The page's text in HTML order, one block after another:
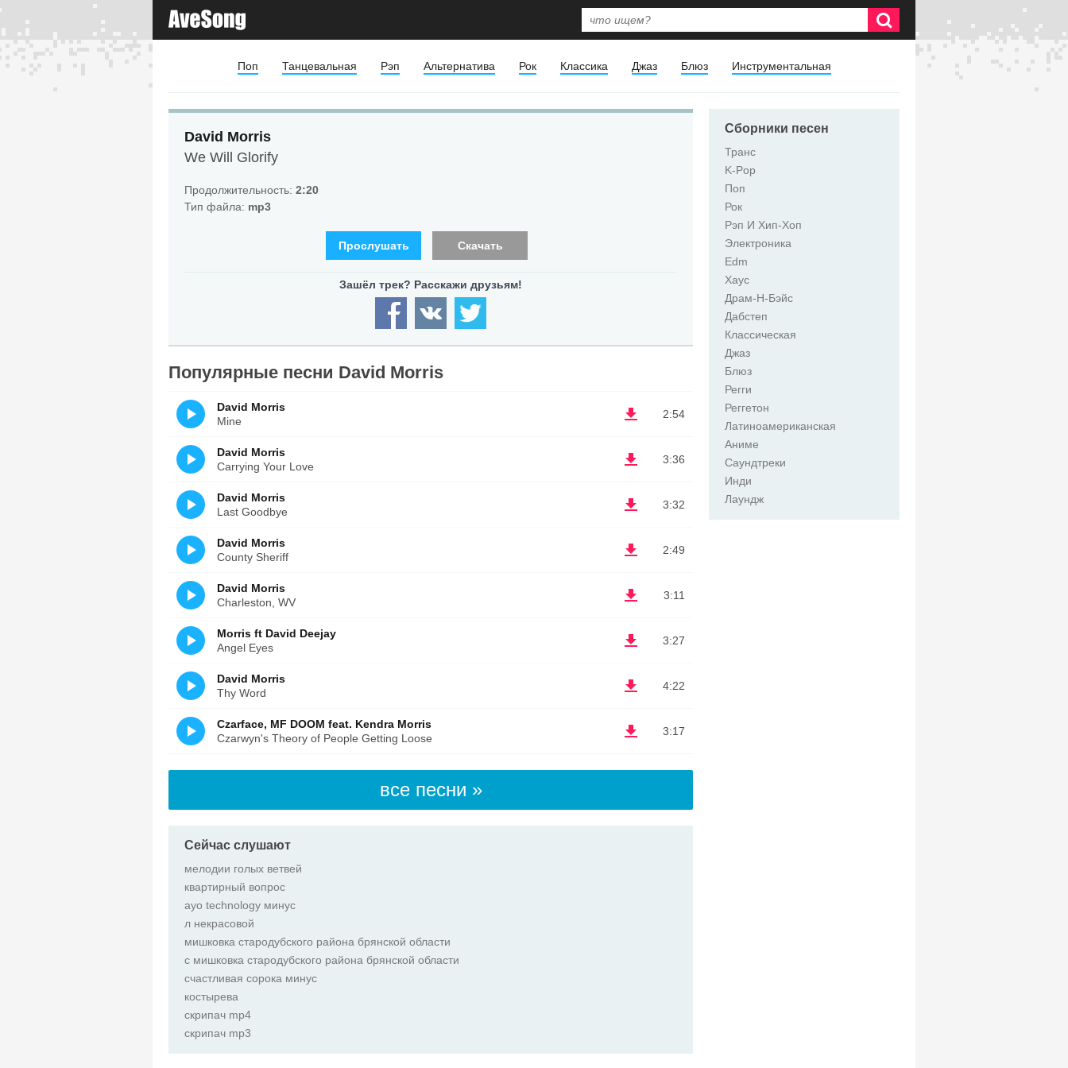
Поп Танцевальная Рэп Альтернатива Рок Классика Джаз Блюз Инструментальная
David Morris
We Will Glorify
Продолжительность: 2:20
Тип файла: mp3
Прослушать Скачать
Популярные песни David Morris
2:54
David Morris
Mine
3:36
David Morris
Carrying Your Love
3:32
David Morris
Last Goodbye
2:49
David Morris
County Sheriff
3:11
David Morris
Charleston, WV
3:27
Morris ft David Deejay
Angel Eyes
4:22
David Morris
Thy Word
3:17
Czarface, MF DOOM feat. Kendra Morris
Czarwyn's Theory of People Getting Loose
все песни »
Сейчас слушают
мелодии голых ветвей
квартирный вопрос
ayo technology минус
л некрасовой
мишковка стародубского района брянской области
с мишковка стародубского района брянской области
счастливая сорока минус
костырева
скрипач mp4
скрипач mp3
Сборники песен
Транс
K-Pop
Поп
Рок
Рэп И Хип-Хоп
Электроника
Edm
Хаус
Драм-Н-Бэйс
Дабстеп
Классическая
Джаз
Блюз
Регги
Реггетон
Латиноамериканская
Аниме
Саундтреки
Инди
Лаундж